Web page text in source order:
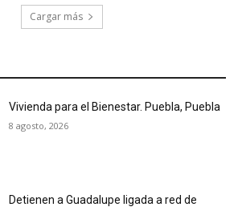
Cargar más
Vivienda para el Bienestar. Puebla, Puebla
8 agosto, 2026
Detienen a Guadalupe ligada a red de